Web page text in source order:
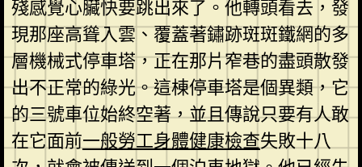
殘感覺心臟快要跳出來了。他轉頭看去，發
現那座高聳入雲、覆蓋著鏽跡斑斑鐵網的多
層機械式停車塔，正在那片窄巷的盡頭散發
出不正常的綠光。這棟停車塔是個異類，它
的三號車位始終空著，並且傳說只要有人敢
在它面前一般勞工身體健康檢查失敗十八